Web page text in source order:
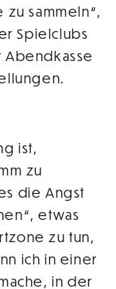
sammeln“,
Spielclubs
Abendkasse
ist,
zu
die Angst
etwas
zu tun,
ich in einer
in der